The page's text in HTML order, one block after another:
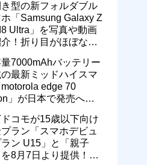
型の新フォルダブル
ホ「Samsung Galaxy Z
Ultra」を写真や動画
！折り目がほぼない
7000mAhバッテリー
最新ミッドハイスマ
edge 70
」が日本で発売へ！
コモが15歳以下向け
ラン「スマホデビュ
ン U15」と「親子
8月7日より提供！親